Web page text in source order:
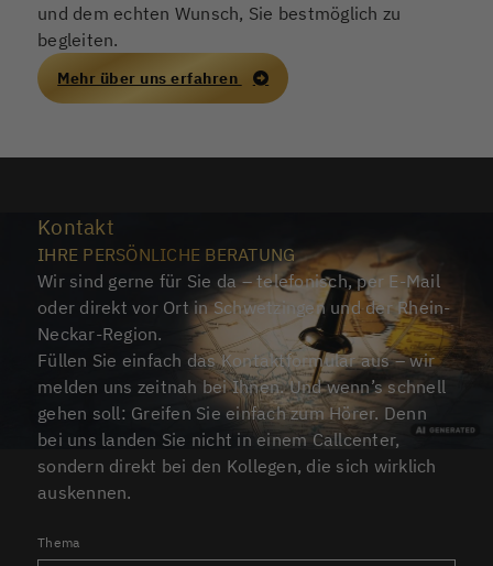
und dem echten Wunsch, Sie bestmöglich zu
begleiten.
Mehr über uns erfahren
Kontakt
IHRE PERSÖNLICHE BERATUNG
Wir sind gerne für Sie da – telefonisch, per E-Mail
oder direkt vor Ort in Schwetzingen und der Rhein-
Neckar-Region.
Füllen Sie einfach das Kontaktformular aus – wir
melden uns zeitnah bei Ihnen. Und wenn’s schnell
gehen soll: Greifen Sie einfach zum Hörer. Denn
bei uns landen Sie nicht in einem Callcenter,
sondern direkt bei den Kollegen, die sich wirklich
auskennen.
Thema